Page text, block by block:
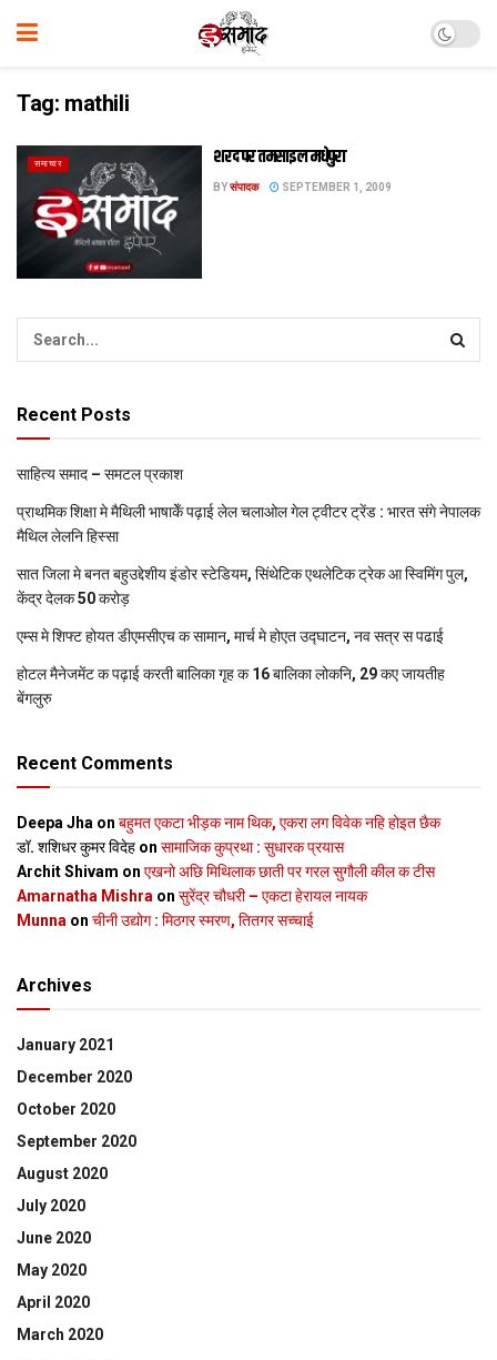
Tag: mathili
समाचार शरद पर तमसाइल मधेपुरा
BYसंपादक SEPTEMBER 1, 2009
Recent Posts
साहित्य समाद – समटल प्रकाश
प्राथमिक शि‍क्षा मे मैथि‍ली भाषाकेँ पढ़ाई लेल चलाओल गेल ट्वीटर ट्रेंड : भारत संगे नेपालक
मैथिल लेलनि हिस्सा
सात जिला मे बनत बहुउद्देशीय इंडोर स्‍टेडि‍यम, सिंथेटिक एथलेटिक ट्रेक आ स्विमिंग पुल,
केंद्र देलक 50 करोड़
एम्स मे शिफ्ट होयत डीएमसीएच क सामान, मार्च मे होएत उद्घाटन, नव सत्र स पढाई
होटल मैनेजमेंट क पढ़ाई करती बालिका गृह क 16 बालिका लोकनि, 29 कए जायतीह
बेंगलुरु
Recent Comments
Deepa Jha on बहुमत एकटा भीड़क नाम थिक, एकरा लग विवेक नहि होइत छैक
डॉ. शशिधर कुमर विदेह on सामाजिक कुप्रथा : सुधारक प्रयास
Archit Shivam on एखनो अछि मिथिलाक छाती पर गरल सुगौली कील क टीस
Amarnatha Mishra on सुरेंद्र चौधरी – एकटा हेरायल नायक
Munna on चीनी उद्योग : मिठगर स्‍मरण, तितगर सच्‍चाई
Archives
January 2021
December 2020
October 2020
September 2020
August 2020
July 2020
June 2020
May 2020
April 2020
March 2020